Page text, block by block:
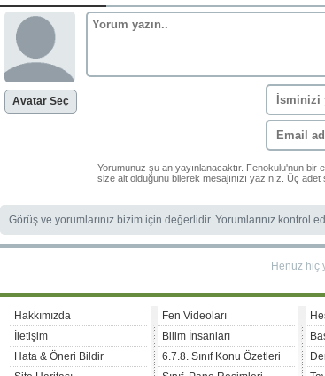
Avatar Seç
Yorumunuz şu an yayınlanacaktır. Fenokulu'nun bir
size ait olduğunu bilerek mesajınızı yazınız. Üç
Görüş ve yorumlarınız bizim için değerlidir. Yorumlarınız kontrol
Henüz hiç
Hakkımızda
İletişim
Hata & Öneri Bildir
Fen Videoları
Bilim İnsanları
6.7.8. Sınıf Konu Özetleri